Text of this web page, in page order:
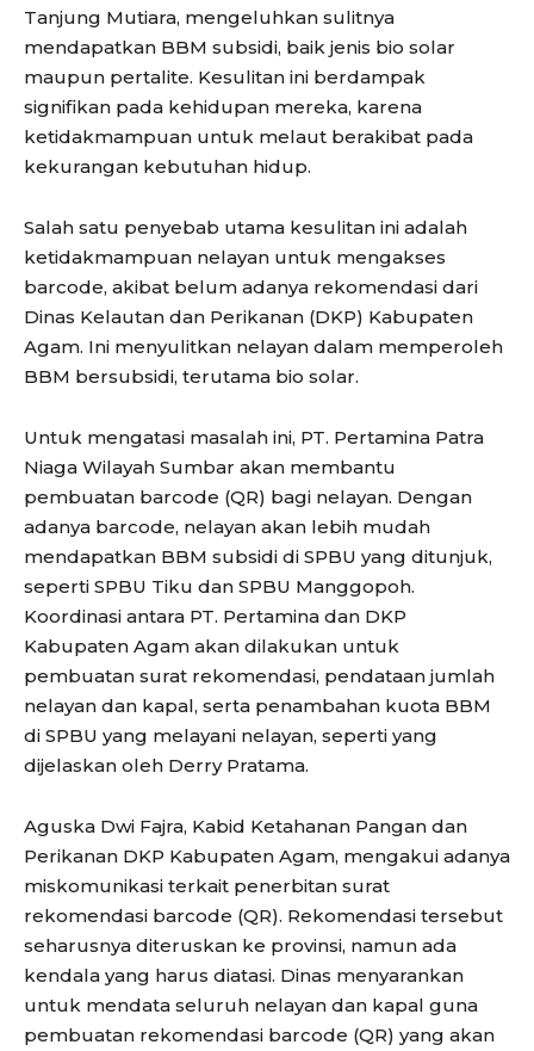
Tanjung Mutiara, mengeluhkan sulitnya
mendapatkan BBM subsidi, baik jenis bio solar
maupun pertalite. Kesulitan ini berdampak
signifikan pada kehidupan mereka, karena
ketidakmampuan untuk melaut berakibat pada
kekurangan kebutuhan hidup.
Salah satu penyebab utama kesulitan ini adalah
ketidakmampuan nelayan untuk mengakses
barcode, akibat belum adanya rekomendasi dari
Dinas Kelautan dan Perikanan (DKP) Kabupaten
Agam. Ini menyulitkan nelayan dalam memperoleh
BBM bersubsidi, terutama bio solar.
Untuk mengatasi masalah ini, PT. Pertamina Patra
Niaga Wilayah Sumbar akan membantu
pembuatan barcode (QR) bagi nelayan. Dengan
adanya barcode, nelayan akan lebih mudah
mendapatkan BBM subsidi di SPBU yang ditunjuk,
seperti SPBU Tiku dan SPBU Manggopoh.
Koordinasi antara PT. Pertamina dan DKP
Kabupaten Agam akan dilakukan untuk
pembuatan surat rekomendasi, pendataan jumlah
nelayan dan kapal, serta penambahan kuota BBM
di SPBU yang melayani nelayan, seperti yang
dijelaskan oleh Derry Pratama.
Aguska Dwi Fajra, Kabid Ketahanan Pangan dan
Perikanan DKP Kabupaten Agam, mengakui adanya
miskomunikasi terkait penerbitan surat
rekomendasi barcode (QR). Rekomendasi tersebut
seharusnya diteruskan ke provinsi, namun ada
kendala yang harus diatasi. Dinas menyarankan
untuk mendata seluruh nelayan dan kapal guna
pembuatan rekomendasi barcode (QR) yang akan